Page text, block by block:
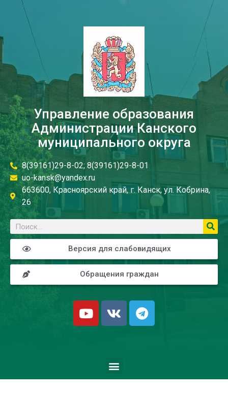
Управление образования
Администрации Канского
муниципального округа
8(39161)29-8-02; 8(39161)29-8-01
uo-kansk@yandex.ru
663600, Красноярский край, г. Канск, ул. Кобрина,
26
Версия для слабовидящих
Обращения граждан